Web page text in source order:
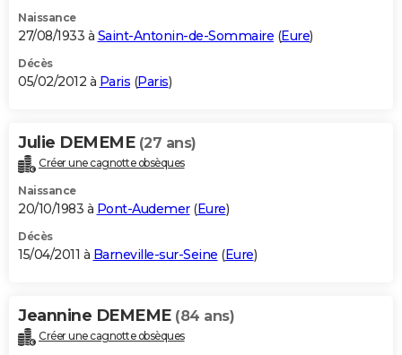
Naissance
27/08/1933 à Saint-Antonin-de-Sommaire (Eure)
Décès
05/02/2012 à Paris (Paris)
Julie DEMEME (27 ans)
Créer une cagnotte obsèques
Naissance
20/10/1983 à Pont-Audemer(Eure)
Décès
15/04/2011 à Barneville-sur-Seine (Eure)
Jeannine DEMEME (84 ans)
Créer une cagnotte obsèques